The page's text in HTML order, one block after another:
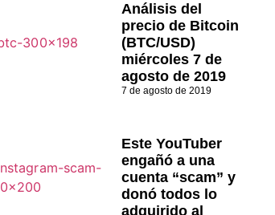
Análisis del
precio de Bitcoin
(BTC/USD)
miércoles 7 de
agosto de 2019
7 de agosto de 2019
Este YouTuber
engañó a una
cuenta “scam” y
donó todos lo
adquirido al